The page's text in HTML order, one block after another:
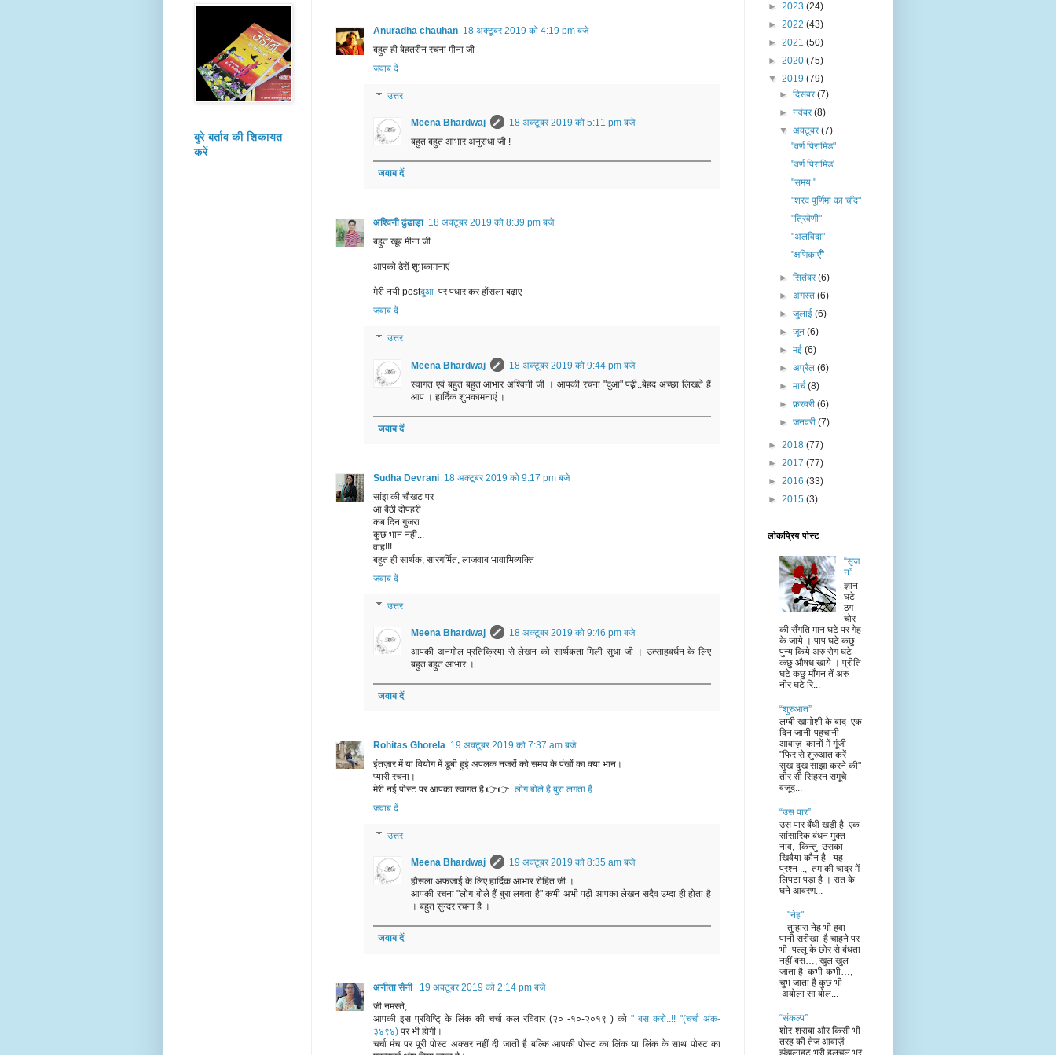
Anuradha chauhan 18 अक्टूबर 2019 को 4:19 pm बजे
बहुत ही बेहतरीन रचना मीना जी
जवाब दें
उत्तर
Meena Bhardwaj
18 अक्टूबर 2019 को 5:11 pm बजे
बहुत बहुत आभार अनुराधा जी !
जवाब दें
अश्विनी ढुंढाड़ा 18 अक्टूबर 2019 को 8:39 pm बजे
बहुत खूब मीना जी
आपको ढेरों शुभकामनाएं
मेरी नयी postदुआ पर पधार कर होंसला बढ़ाए
जवाब दें
उत्तर
Meena Bhardwaj
18 अक्टूबर 2019 को 9:44 pm बजे
स्वागत एवं बहुत बहुत आभार अश्विनी जी । आपकी रचना "दुआ" पढ़ी..बेहद अच्छा लिखते हैं
आप । हार्दिक शुभकामनाएं ।
जवाब दें
Sudha Devrani 18 अक्टूबर 2019 को 9:17 pm बजे
सांझ की चौखट पर
आ बैठी दोपहरी
कब दिन गुजरा
कुछ भान नही...
वाह!!!
बहुत ही सार्थक, सारगर्भित, लाजवाब भावाभिव्यक्ति
जवाब दें
उत्तर
Meena Bhardwaj
18 अक्टूबर 2019 को 9:46 pm बजे
आपकी अनमोल प्रतिक्रिया से लेखन को सार्थकता मिली सुधा जी । उत्साहवर्धन के लिए
बहुत बहुत आभार ।
जवाब दें
Rohitas Ghorela 19 अक्टूबर 2019 को 7:37 am बजे
इंतज़ार में या वियोग में डूबी हुई अपलक नजरों को समय के पंखों का क्या भान।
प्यारी रचना।
मेरी नई पोस्ट पर आपका स्वागत है 👉👉 लोग बोले है बुरा लगता है
जवाब दें
उत्तर
Meena Bhardwaj
19 अक्टूबर 2019 को 8:35 am बजे
हौसला अफजाई के लिए हार्दिक आभार रोहित जी ।
आपकी रचना "लोग बोले हैं बुरा लगता है" कभी अभी पढ़ी आपका लेखन सदैव उम्दा ही होता है
। बहुत सुन्दर रचना है ।
जवाब दें
अनीता सैनी
19 अक्टूबर 2019 को 2:14 pm बजे
जी नमस्ते,
आपकी इस प्रविष्टि् के लिंक की चर्चा कल रविवार (२० -१०-२०१९ ) को " बस करो..!! "(चर्चा अंक-
३४९४) पर भी होगी।
चर्चा मंच पर पूरी पोस्ट अक्सर नहीं दी जाती है बल्कि आपकी पोस्ट का लिंक या लिंक के साथ पोस्ट का
बुरे बर्ताव की शिकायत
करें
► 2023 (24)
► 2022 (43)
► 2021 (50)
► 2020 (75)
▼ 2019 (79)
►दिसंबर(7)
►नवंबर(8)
▼अक्टूबर(7)
"वर्ण पिरामिड"
"वर्ण पिरामिड'
"समय "
"शरद पूर्णिमा का चाँद"
"त्रिवेणी"
"अलविदा"
"क्षणिकाएँँ"
►सितंबर(6)
►अगस्त(6)
►जुलाई(6)
►जून(6)
►मई(6)
►अप्रैल(6)
►मार्च(8)
►फ़रवरी(6)
►जनवरी(7)
► 2018 (77)
► 2017 (77)
► 2016 (33)
► 2015 (3)
लोकप्रिय पोस्ट
“सृज
न”
ज्ञान
घटे
ठग
चोर
की सँगति मान घटे पर गेह
के जाये । पाप घटे कछु
पुन्य किये अरु रोग घटे
कछु औषध खाये । प्रीति
घटे कछु माँगन तें अरु
नीर घटे रि...
“शुरुआत”
लम्बी खामोशी के बाद एक
दिन जानी-पहचानी
आवाज़ कानों में गूंजी —
"फिर से शुरुआत करें
सुख-दुख साझा करने की"
तीर सी सिहरन समूचे
वजूद...
“उस पार”
उस पार बँधी खड़ी है एक
सांसारिक बंधन मुक्त
नाव, किन्तु उसका
खिवैया कौन है यह
प्रश्न .., तम की चादर में
लिपटा पड़ा है । रात के
घने आवरण...
"नेह"
तुम्हारा नेह भी हवा-
पानी सरीखा है चाहने पर
भी पल्लू के छोर से बंधता
नहीं बस…, खुल खुल
जाता है कभी-कभी…,
चुभ जाता है कुछ भी
अबोला सा बोल...
“संकल्प”
शोर-शराबा और किसी भी
तरह की तेज आवाज़ें